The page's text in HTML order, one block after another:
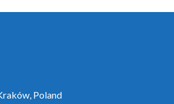
Poland